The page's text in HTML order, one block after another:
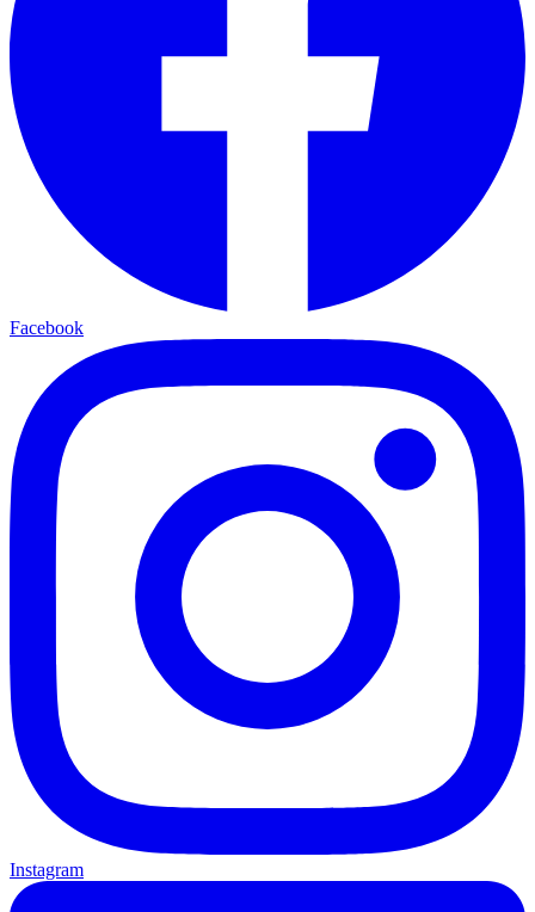
Facebook
Instagram